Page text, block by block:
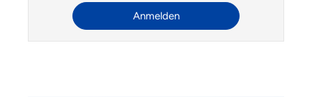
Anmelden